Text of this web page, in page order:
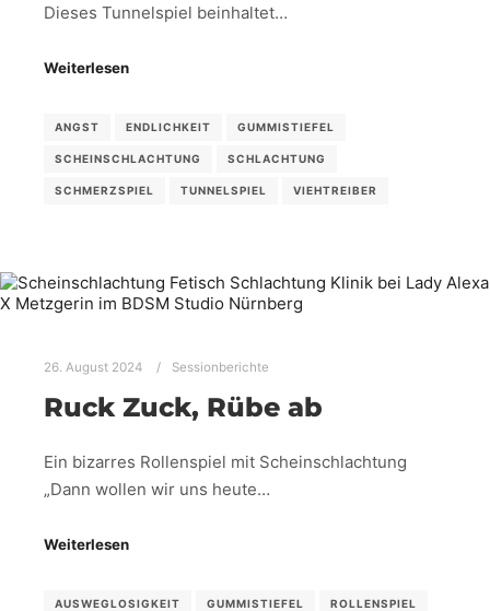
Dieses Tunnelspiel beinhaltet…
Weiterlesen
ANGST ENDLICHKEIT GUMMISTIEFEL
SCHEINSCHLACHTUNG SCHLACHTUNG
SCHMERZSPIEL TUNNELSPIEL VIEHTREIBER
26. August 2024 Sessionberichte
Ruck Zuck, Rübe ab
Ein bizarres Rollenspiel mit Scheinschlachtung
„Dann wollen wir uns heute…
Weiterlesen
AUSWEGLOSIGKEIT GUMMISTIEFEL ROLLENSPIEL